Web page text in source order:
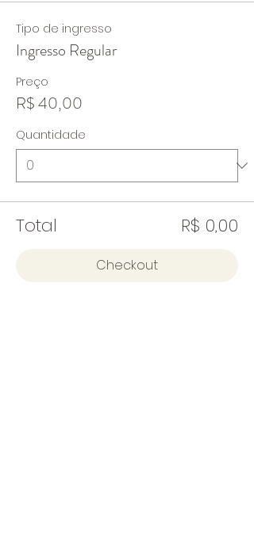
Tipo de ingresso
Ingresso Regular
Preço
R$ 40,00
Quantidade
Total R$ 0,00
Checkout